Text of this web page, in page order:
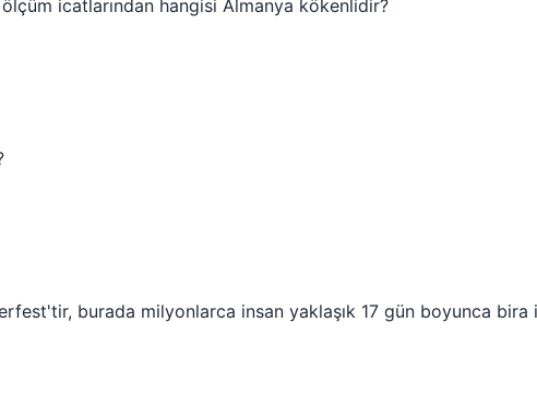
icatlarından hangisi Almanya kökenlidir?
burada milyonlarca insan yaklaşık 17 gün boyunca bira